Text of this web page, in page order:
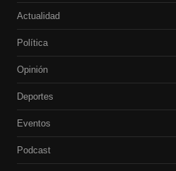
Actualidad
Política
Opinión
Deportes
Eventos
Podcast